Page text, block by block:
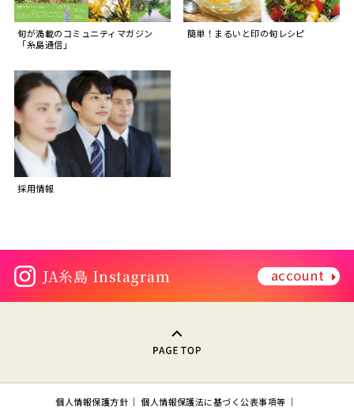
旬が満載のコミュニティマガジン
「糸島通信」
簡単！まるいと印の旬レシピ
採用情報
JA糸島 Instagram account
個人情報保護方針
個人情報保護法に基づく公表事項等